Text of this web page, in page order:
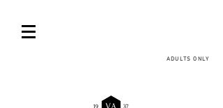
ADULTS ONLY